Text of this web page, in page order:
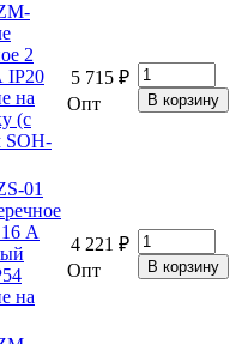
2
IP20
на
(с
SOH-
5 715 ₽
Опт
01
А
на
4 221 ₽
Опт